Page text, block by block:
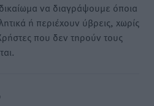
να διαγράψουμε όποια
ή περιέχουν ύβρεις, χωρίς
που δεν τηρούν τους